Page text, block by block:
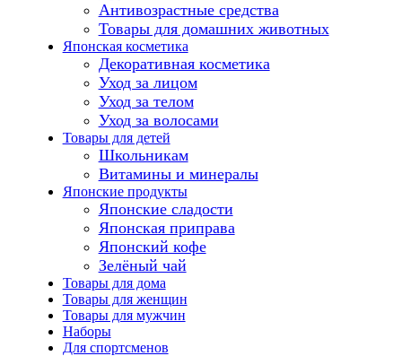
Антивозрастные средства
Товары для домашних животных
Японская косметика
Декоративная косметика
Уход за лицом
Уход за телом
Уход за волосами
Товары для детей
Школьникам
Витамины и минералы
Японские продукты
Японские сладости
Японская приправа
Японский кофе
Зелёный чай
Товары для дома
Товары для женщин
Товары для мужчин
Наборы
Для спортсменов